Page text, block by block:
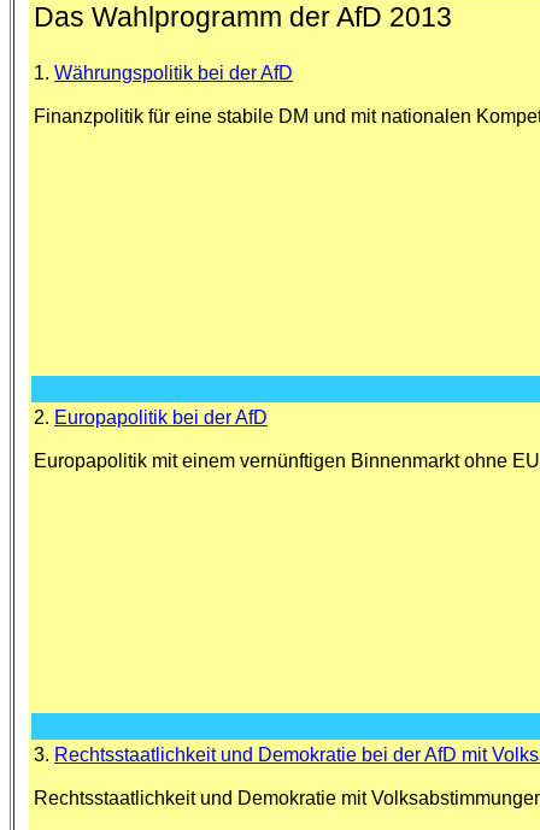
Das Wahlprogramm der AfD 2013
1. Währungspolitik bei der AfD
Finanzpolitik für eine stabile DM und mit nationalen
2. Europapolitik bei der AfD
Europapolitik mit einem vernünftigen Binnenmarkt ohne
3. Rechtsstaatlichkeit und Demokratie bei der AfD mit
Rechtsstaatlichkeit und Demokratie mit